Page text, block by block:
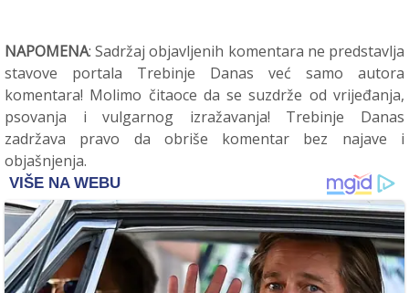
NAPOMENA: Sadržaj objavljenih komentara ne predstavlja
stavove portala Trebinje Danas već samo autora
komentara! Molimo čitaoce da se suzdrže od vrijeđanja,
psovanja i vulgarnog izražavanja! Trebinje Danas
zadržava pravo da obriše komentar bez najave i
objašnjenja.